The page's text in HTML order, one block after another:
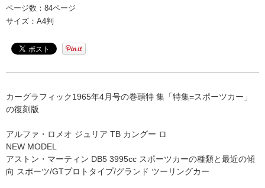
ページ数： 84ページ
サイズ： A4判
カーグラフィック1965年4月号の巻頭特 集「特集=スポーツカー」
の復刻版
アルファ・ロメオ ジュリア TB カングー ロ
NEW MODEL
アストン・マーティン DB5 3995cc スポーツカーの種類と最近の傾
向 スポーツ/GTプロトタイプ/グランド ツーリングカー